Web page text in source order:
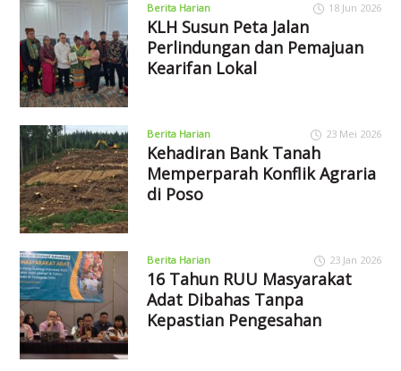
Berita Harian 18 Jun 2026
KLH Susun Peta Jalan
Perlindungan dan Pemajuan
Kearifan Lokal
Berita Harian 23 Mei 2026
Kehadiran Bank Tanah
Memperparah Konflik Agraria
di Poso
Berita Harian 23 Jan 2026
16 Tahun RUU Masyarakat
Adat Dibahas Tanpa
Kepastian Pengesahan